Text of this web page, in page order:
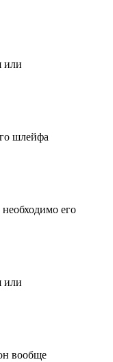
или
шлейфа
его
или
вообще